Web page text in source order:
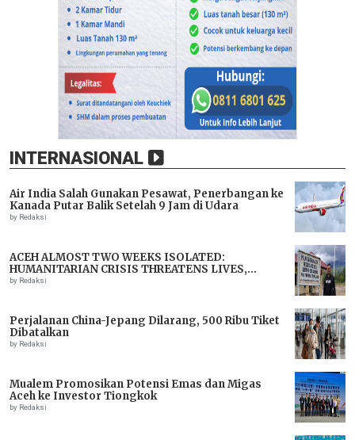
INTERNASIONAL
Air India Salah Gunakan Pesawat, Penerbangan ke
Kanada Putar Balik Setelah 9 Jam di Udara
by Redaksi
ACEH ALMOST TWO WEEKS ISOLATED:
HUMANITARIAN CRISIS THREATENS LIVES,
IMMEDIATE ASSISTANCE URGENTLY NEEDED
by Redaksi
Perjalanan China-Jepang Dilarang, 500 Ribu Tiket
Dibatalkan
by Redaksi
Mualem Promosikan Potensi Emas dan Migas
Aceh ke Investor Tiongkok
by Redaksi